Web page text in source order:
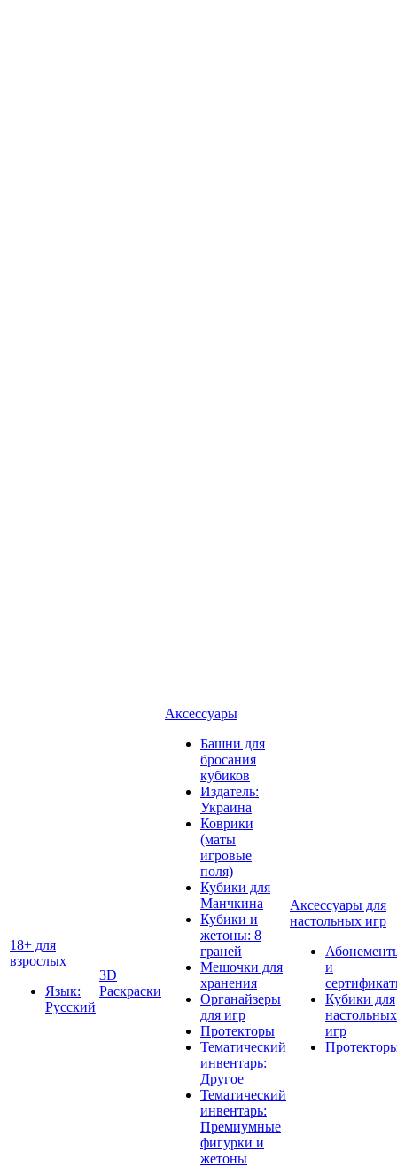
18+ для
взрослых
Язык:
Русский
3D
Раскраски
Аксессуары
Башни для
бросания
кубиков
Издатель:
Украина
Коврики
(маты
игровые
поля)
Кубики для
Манчкина
Кубики и
жетоны: 8
граней
Мешочки для
хранения
Органайзеры
для игр
Протекторы
Тематический
инвентарь:
Другое
Тематический
инвентарь:
Премиумные
фигурки и
жетоны
Аксессуары для
настольных игр
и
Кубики для
настольных
игр